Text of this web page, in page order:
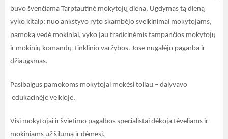
buvo švenčiama Tarptautinė mokytojų diena. Ugdymas tą dieną
vyko kitaip: nuo ankstyvo ryto skambėjo sveikinimai mokytojams,
pamoką vedė mokiniai, vyko jau tradicinėmis tampančios mokytojų
ir mokinių komandų tinklinio varžybos. Jose nugalėjo pagarba ir
džiaugsmas.
Pasibaigus pamokoms mokytojai mokėsi toliau – dalyvavo
edukacinėje veikloje.
Visi mokytojai ir švietimo pagalbos specialistai dėkoja tėveliams ir
mokiniams už šilumą ir dėmesį.